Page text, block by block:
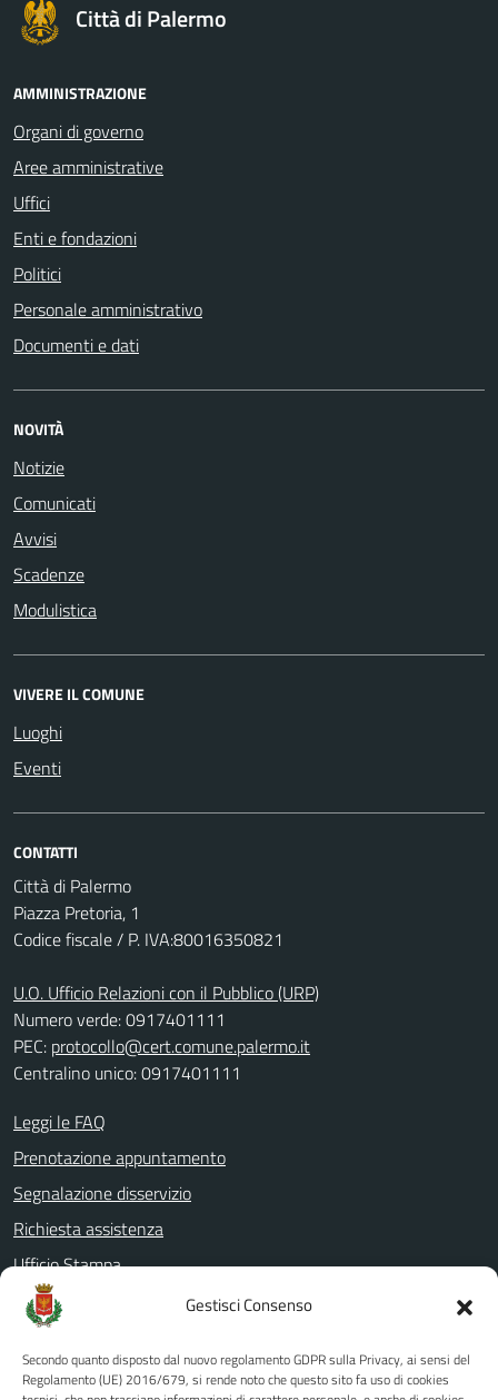
Gestisci Consenso
Secondo quanto disposto dal nuovo regolamento GDPR sulla Privacy, ai sensi del
Regolamento (UE) 2016/679, si rende noto che questo sito fa uso di cookies
Città di Palermo
AMMINISTRAZIONE
Organi di governo
Aree amministrative
Uffici
Enti e fondazioni
Politici
Personale amministrativo
Documenti e dati
NOVITÀ
Notizie
Comunicati
Avvisi
Scadenze
Modulistica
VIVERE IL COMUNE
Luoghi
Eventi
CONTATTI
Città di Palermo
Piazza Pretoria, 1
Codice fiscale / P. IVA:80016350821
U.O. Ufficio Relazioni con il Pubblico (URP)
Numero verde: 0917401111
PEC: protocollo@cert.comune.palermo.it
Centralino unico: 0917401111
Leggi le FAQ
Prenotazione appuntamento
Segnalazione disservizio
Richiesta assistenza
Ufficio Stampa
Amministrazione Trasparente
Albo pretorio
Informativa privacy